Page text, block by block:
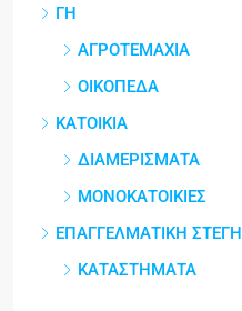
ΓΗ
ΑΓΡΟΤΕΜΑΧΙΑ
ΟΙΚΟΠΕΔΑ
ΚΑΤΟΙΚΙΑ
ΔΙΑΜΕΡΙΣΜΑΤΑ
ΜΟΝΟΚΑΤΟΙΚΙΕΣ
ΕΠΑΓΓΕΛΜΑΤΙΚΗ ΣΤΕΓΗ
ΚΑΤΑΣΤΗΜΑΤΑ